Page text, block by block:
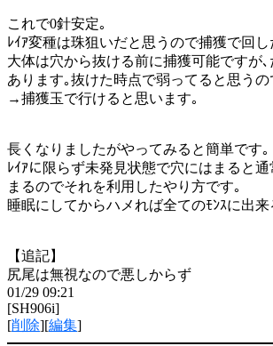
これで0針安定｡
ﾚｲｱ変種は珠狙いだと思うので捕獲で回
大体は穴から抜ける前に捕獲可能ですが
あります｡抜けた時点で弱ってると思う
→捕獲玉で行けると思います｡
長くなりましたがやってみると簡単です｡
ﾚｲｱに限らず未発見状態で穴にはまると
まるのでそれを利用したやり方です｡
睡眠にしてからハメれば全てのﾓﾝｽに出来
【追記】
尻尾は無視なので悪しからず
01/29 09:21
[SH906i]
[削除][編集]